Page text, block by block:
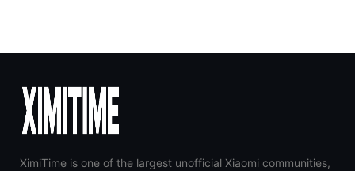
XimiTime is one of the largest unofficial Xiaomi communities,